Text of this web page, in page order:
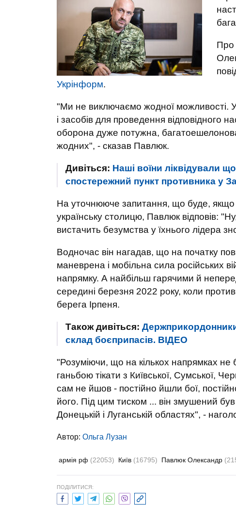
Про
Укрінформ.
"Ми не виключаємо жодної можливості. У
і засобів для проведення відповідного
оборона дуже потужна,
жодних", - сказав Павлюк.
Дивіться: Наші воїни ліквідували
спостережний пункт противника у
На уточнююче запитання, що буде, якщо
українську столицю, Павлюк відповів:
вистачить безумства у їхнього лідера
Водночас він нагадав, що на початку
маневрена і мобільна сила російських
напрямку. А найбільш гарячими й
середині березня 2022 року, коли
берега Ірпеня.
Також дивіться:
склад боєприпасів. ВIДЕО
"Розуміючи, що на кількох напрямках не
ганьбою тікати з Київської, Сумської,
сам не йшов - постійно йшли бої,
його. Під цим тиском ... він змушений
Донецькій і Луганській областях", -
Автор: Ольга Лузан
армія рф (22053) Київ (16795) Павлюк Олександр
ПОДІЛИТИСЯ: